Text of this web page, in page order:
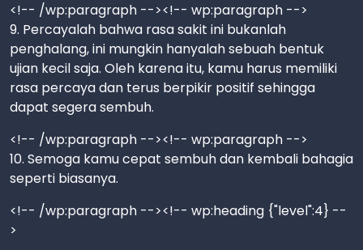
<!-- /wp:paragraph --><!-- wp:paragraph -->
9. Percayalah bahwa rasa sakit ini bukanlah
penghalang, ini mungkin hanyalah sebuah bentuk
ujian kecil saja. Oleh karena itu, kamu harus memiliki
rasa percaya dan terus berpikir positif sehingga
dapat segera sembuh.
<!-- /wp:paragraph --><!-- wp:paragraph -->
10. Semoga kamu cepat sembuh dan kembali bahagia
seperti biasanya.
<!-- /wp:paragraph --><!-- wp:heading {"level":4} --
>